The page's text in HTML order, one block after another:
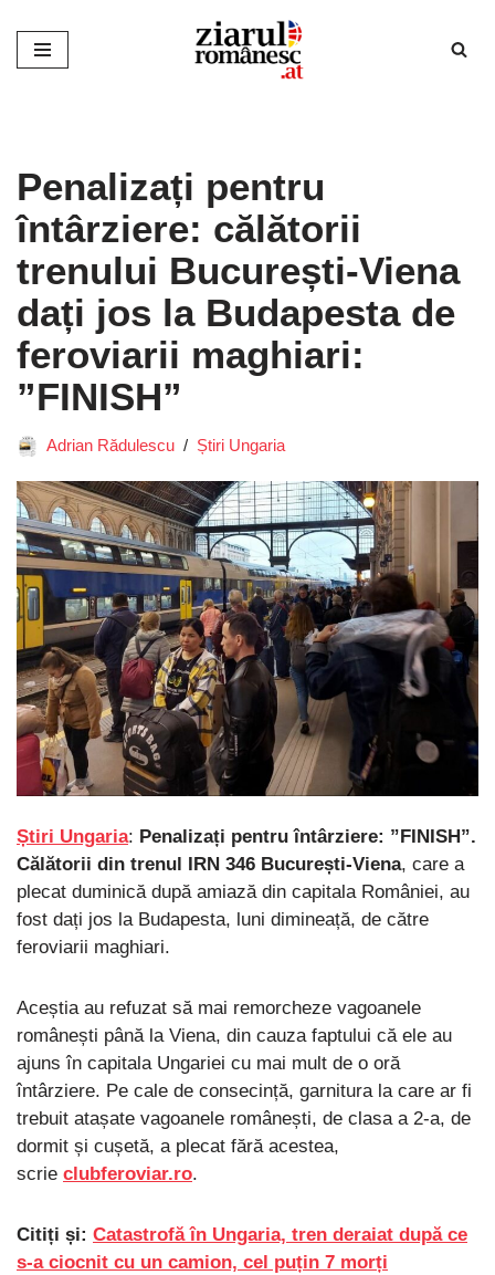
Sari
Penalizați pentru
întârziere: călătorii
trenului București-Viena
dați jos la Budapesta de
feroviarii maghiari:
”FINISH”
Adrian Rădulescu Știri Ungaria
Știri Ungaria: Penalizați pentru întârziere: ”FINISH”.
Călătorii din trenul IRN 346 București-Viena, care a
plecat duminică după amiază din capitala României, au
fost dați jos la Budapesta, luni dimineață, de către
feroviarii maghiari.
Aceștia au refuzat să mai remorcheze vagoanele
românești până la Viena, din cauza faptului că ele au
ajuns în capitala Ungariei cu mai mult de o oră
întârziere. Pe cale de consecință, garnitura la care ar fi
trebuit atașate vagoanele românești, de clasa a 2-a, de
dormit și cușetă, a plecat fără acestea,
scrie clubferoviar.ro.
Citiți și: Catastrofă în Ungaria, tren deraiat după ce
s-a ciocnit cu un camion, cel puțin 7 morți